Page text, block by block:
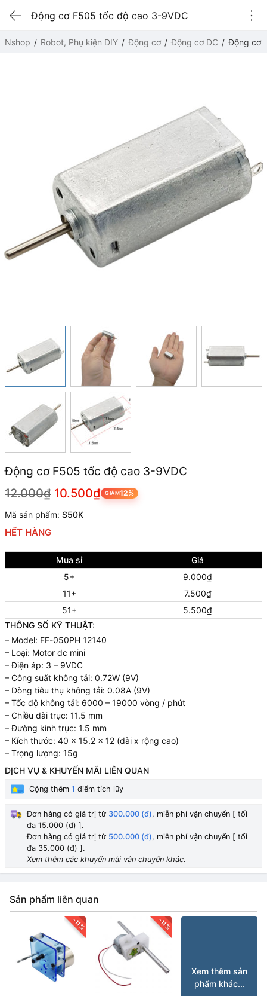
Động cơ F505 tốc độ cao 3-9VDC
Nshop Robot, Phụ kiện DIY Động cơ Động cơ DC Động cơ
Động cơ F505 tốc độ cao 3-9VDC
12.000₫ 10.500₫ GIẢM12%
Mã sản phẩm: S50K
HẾT HÀNG
Mua sỉ
Giá
5+
9.000₫
11+
7.500₫
51+
5.500₫
THÔNG SỐ KỸ THUẬT:
– Model: FF-050PH 12140
– Loại: Motor dc mini
– Điện áp: 3 – 9VDC
– Công suất không tải: 0.72W (9V)
– Dòng tiêu thụ không tải: 0.08A (9V)
– Tốc độ không tải: 6000 – 19000 vòng / phút
– Chiều dài trục: 11.5 mm
– Đường kính trục: 1.5 mm
– Kích thước: 40 x 15.2 x 12 (dài x rộng cao)
– Trọng lượng: 15g
DỊCH VỤ & KHUYẾN MÃI LIÊN QUAN
Cộng thêm 1 điểm tích lũy
Đơn hàng có giá trị từ 300.000 (đ), miễn phí vận chuyển [ tối
đa 15.000 (đ) ].
Đơn hàng có giá trị từ 500.000 (đ), miễn phí vận chuyển [ tối
đa 35.000 (đ) ].
Xem thêm các khuyến mãi vận chuyển khác.
Sản phẩm liên quan
-11% -11%
Xem thêm sản
phẩm khác...